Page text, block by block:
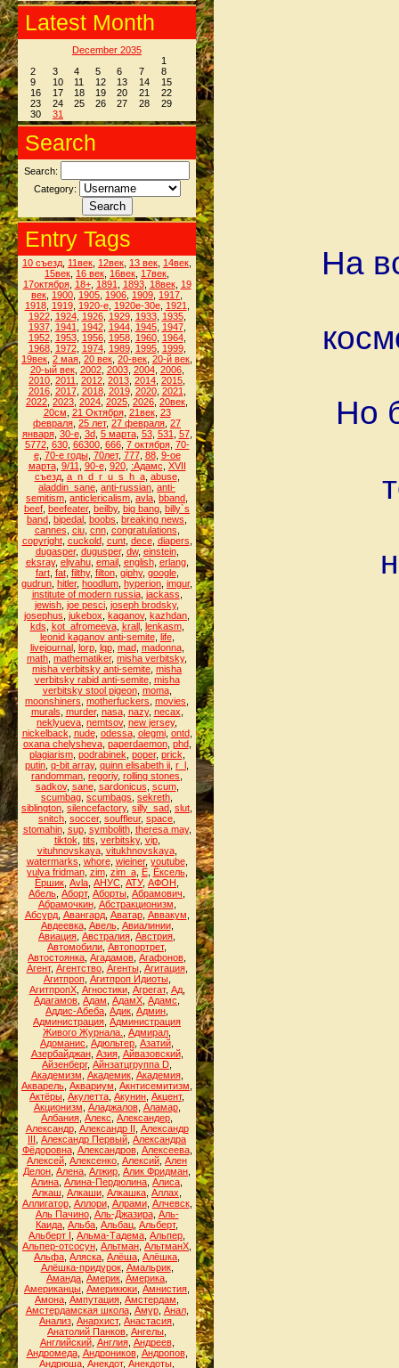
Latest Month
December 2035
1
2
3 4 5 6 7
8
9
10 11 12 13 14
15
16
17 18 19 20 21
22
23
24 25 26 27 28
29
30
31
Search
Search:
Category:
Entry Tags
10 съезд 11век 12век 13 век 14век
15век 16 век 16век 17век
17октября, 18+, 1891 1893, 18век, 19
век 1900 1905 1906 1909 1917
1918, 1919, 1920-е, 1920е-30е, 1921
1922, 1924, 1926, 1929, 1933, 1935,
1937, 1941 1942, 1944, 1945, 1947,
1952, 1953, 1956, 1958, 1960, 1964,
1968, 1972, 1974, 1989, 1995, 1999,
19век 2 мая 20 век 20-век 20-й век
20-ый век, 2002, 2003, 2004, 2006,
2010 2011 2012 2013 2014 2015
2016, 2017, 2018, 2019, 2020, 2021
2022 2023 2024 2025 2026 20век
20см 21 Октября, 21век, 23
февраля 25 лет, 27 февраля 27
января, 30-е, 3d, 5 марта, 53, 531 57,
5772, 630, 66300, 666, 7 октября, 70-
е, 70-е годы, 70лет, 777, 88, 9-ое
марта, 9/11 90-е, 920, :Адамс XVII
съезд, a_n_d_r_u_s_h_a, abuse,
aladdin_sane anti-russian anti-
semitism anticlericalism avla bband
beef beefeater, beilby, big bang billy`s
band bipedal boobs breaking news
cannes ciu, cnn, congratulations
copyright, cuckold, cunt, dece, diapers
dugasper, dugusper, dw, einstein,
eksray, eliyahu, email, english, erlang,
fart, fat, filthy, filton, giphy, google,
gudrun hitler, hoodlum hyperion imgur,
institute of modern russia, jackass
jewish joe pesci joseph brodsky,
josephus jukebox kaganov, kazhdan
kds kot_afromeeva, krall, lenkasm,
leonid kaganov anti-semite, life,
livejournal, lorp, lqp, mad, madonna,
math mathematiker, misha verbitsky,
misha verbitsky anti-semite misha
verbitsky rabid anti-semite, misha
verbitsky stool pigeon, moma,
moonshiners motherfuckers movies
murals murder, nasa, nazy, necax
neklyueva nemtsov, new jersey,
nickelback nude, odessa, olegmi, ontd,
oxana chelysheva, paperdaemon, phd,
plagiarism, podrabinek poper, prick
putin q-bit array, quinn elisabeth ii r_l
randomman regoriy, rolling stones
sadkov, sane, sardonicus scum,
scumbag scumbags sekreth
siblington silencefactory, silly_sad slut
snitch soccer, souffleur, space
stomahin, sup, symbolith, theresa may,
tiktok tits verbitsky, vip,
vituhnovskaya, vitukhnovskaya,
watermarks whore, wieiner, youtube,
yulya fridman, zim, zim_a, Ё, Ёксель,
Ёршик Аvla АНУС АТУ, АФОН
Абель Аборт, Аборты Абрамович
Абрамочкин, Абстракционизм
Абсурд, Авангард, Аватар, Аввакум
Авдеевка, Авель, Авиалинии,
Авиация Австралия Австрия
Автомобили Автопортрет,
Автостоянка Агадамов Агафонов
Агент, Агентство, Агенты, Агитация,
Агитпроп, Агитпроп Идиоты,
АгитпропХ, Агностики, Агрегат, Ад,
Адагамов Адам АдамХ Адамс
Аддис-Абеба Адик Админ
Администрация Администрация
Живого Журнала.
Адмирал
Адоманис Адюльтер Азатий
Азербайджан, Азия, Айвазовский,
Айзенберг, Айнзатцгруппа D
Академизм Академик, Академия,
Акварель Аквариум Акнтисемитизм
Актёры Акулетта Акунин Акцент,
Акционизм Аладжалов, Аламар,
Албания Алекс Александер
Александр, Александр II Александр
III Александр Первый Александра
Фёдоровна, Александров, Алексеева,
Алексей Алексенко Алексий Ален
Делон Алена Алжир Алик Фридман
Алина Алина-Пердюлина Алиса
Алкаш Алкаши Алкашка Аллах
Аллигатор, Аллори, Алрами, Алчевск,
Аль Пачино, Аль-Джазира, Аль-
Каида Альба Альбац Альберт,
Альберт I Альма-Тадема Альпер
Альпер-отсосун Альтман АльтманХ
Альфа Аляска Алёша Алёшка
Алёшка-придурок, Амальрик,
Аманда Америк Америка
Американцы Америкюки Амнистия
Амона Ампутация Амстердам
Амстердамская школа, Амур, Анал,
Анализ Анархист, Анастасия
Анатолий Панков Ангелы
Английский, Англия, Андреев,
Андромеда, Андроников, Андропов,
Андрюша Анекдот, Анекдоты
На
Но